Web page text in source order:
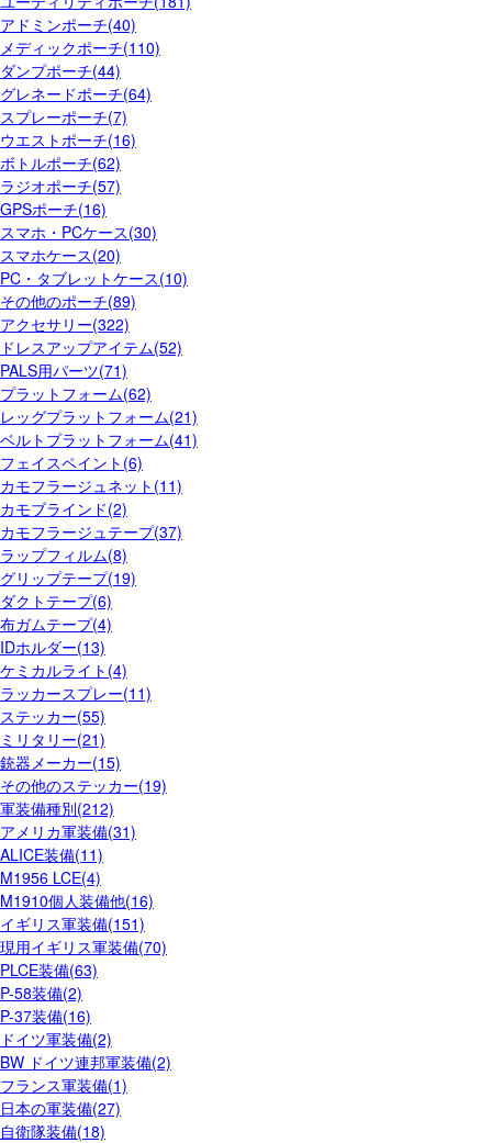
アドミンポーチ(40)
メディックポーチ(110)
ダンプポーチ(44)
グレネードポーチ(64)
スプレーポーチ(7)
ウエストポーチ(16)
ボトルポーチ(62)
ラジオポーチ(57)
GPSポーチ(16)
スマホ・PCケース(30)
スマホケース(20)
PC・タブレットケース(10)
その他のポーチ(89)
アクセサリー(322)
ドレスアップアイテム(52)
PALS用パーツ(71)
プラットフォーム(62)
レッグプラットフォーム(21)
ベルトプラットフォーム(41)
フェイスペイント(6)
カモフラージュネット(11)
カモブラインド(2)
カモフラージュテープ(37)
ラップフィルム(8)
グリップテープ(19)
ダクトテープ(6)
布ガムテープ(4)
IDホルダー(13)
ケミカルライト(4)
ラッカースプレー(11)
ステッカー(55)
ミリタリー(21)
銃器メーカー(15)
その他のステッカー(19)
軍装備種別(212)
アメリカ軍装備(31)
ALICE装備(11)
M1956 LCE(4)
M1910個人装備他(16)
イギリス軍装備(151)
現用イギリス軍装備(70)
PLCE装備(63)
P-58装備(2)
P-37装備(16)
ドイツ軍装備(2)
BW ドイツ連邦軍装備(2)
フランス軍装備(1)
日本の軍装備(27)
自衛隊装備(18)